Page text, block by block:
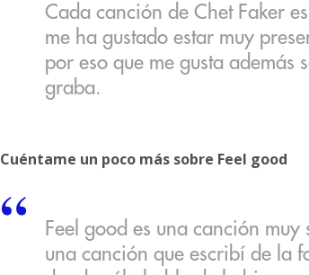
Cada canción de Chet Faker
me ha gustado estar muy
por eso que me gusta además
graba.
Cuéntame un poco más sobre Feel good
Feel good es una canción muy
una canción que escribí de la